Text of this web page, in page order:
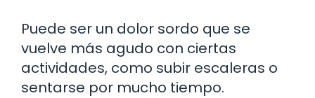
Puede ser un dolor sordo que se
vuelve más agudo con ciertas
actividades, como subir escaleras o
sentarse por mucho tiempo.